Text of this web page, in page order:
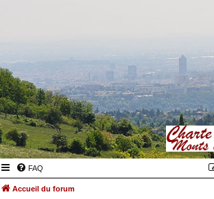
FAQ
Accueil du forum